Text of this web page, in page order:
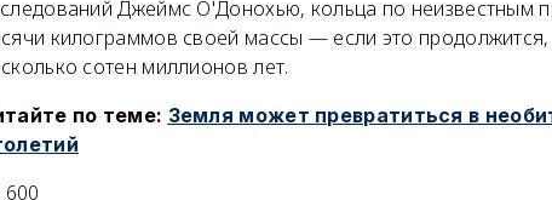
Джеймс О'Донохью, кольца по неизвестным
килограммов своей массы — если это продолжится,
сотен миллионов лет.
по теме: Земля может превратиться в
600